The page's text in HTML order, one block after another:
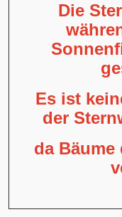
Die
Es ist
der
da